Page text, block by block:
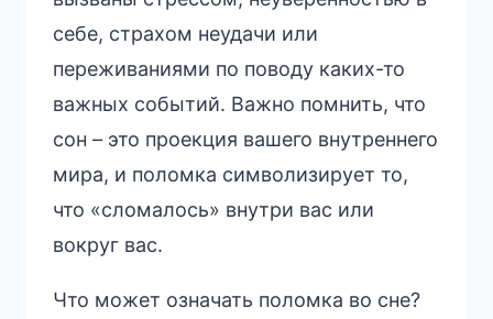
себе, страхом неудачи или
переживаниями по поводу каких-то
важных событий. Важно помнить, что
сон – это проекция вашего внутреннего
мира, и поломка символизирует то,
что «сломалось» внутри вас или
вокруг вас.
Что может означать поломка во сне?